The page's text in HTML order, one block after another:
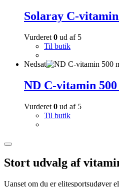
Solaray C-
Vurderet 0 ud af 5
Til butik
Nedsat
ND C-vitamin 500
Vurderet 0 ud af 5
Til butik
Stort udvalg af
Uanset om du er elitesportsudøver